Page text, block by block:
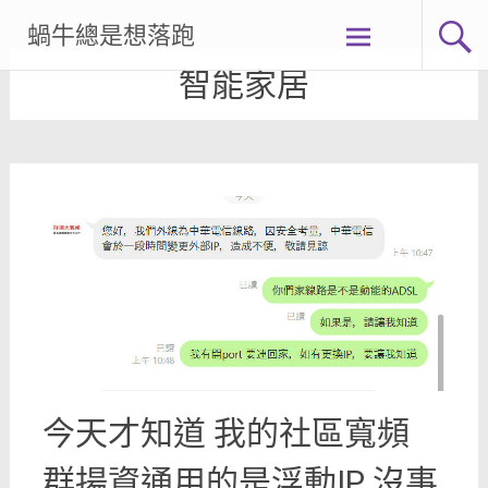
content
蝸牛總是想落跑
智能家居
今天才知道 我的社區寬頻